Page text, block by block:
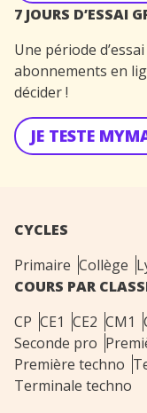
7 JOURS D’ESSAI
Une période
abonnements en
décider !
JE TESTE
CYCLES
Primaire Collège
COURS PAR
CP CE1 CE2 CM1
Seconde pro
Première techno
Terminale techno